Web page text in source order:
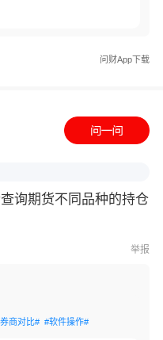
问财App下载
询期货不同品种的持仓
举报
商对比# #软件操作#